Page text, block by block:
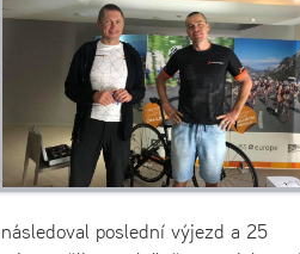
poslední výjezd a 25